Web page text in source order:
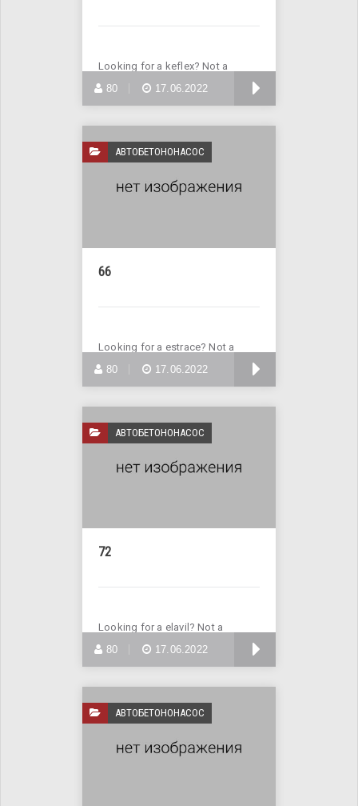
Looking for a keflex? Not a
problem! Enter Site >>>
80 17.06.2022
АВТОБЕТОНОНАСОС
66
Looking for a estrace? Not a
problem! Enter Site >>>
80 17.06.2022
АВТОБЕТОНОНАСОС
72
Looking for a elavil? Not a
problem! Enter Site >>>
80 17.06.2022
АВТОБЕТОНОНАСОС